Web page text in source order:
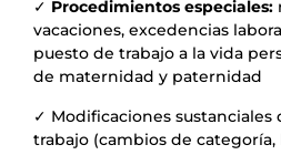
✓ Procedimientos especiales:
vacaciones, excedencias
puesto de trabajo a la vida
de maternidad y paternidad
✓ Modificaciones sustanciales
trabajo (cambios de categoría,